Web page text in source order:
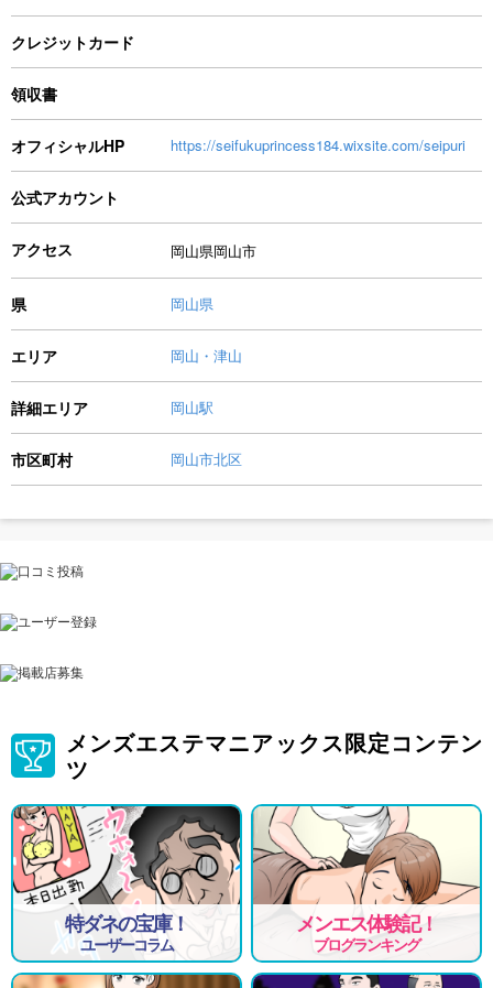
クレジットカード
領収書
オフィシャルHP https://seifukuprincess184.wixsite.com/seipuri
公式アカウント
アクセス 岡山県岡山市
県 岡山県
エリア 岡山・津山
詳細エリア 岡山駅
市区町村 岡山市北区
メンズエステマニアックス限定コンテン
ツ
特ダネの宝庫！
ユーザーコラム
メンエス体験記！
ブログランキング